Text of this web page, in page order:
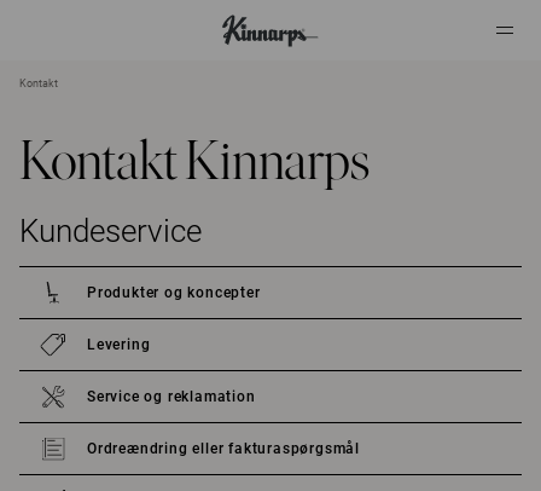
Kontakt
Kontakt Kinnarps
Kundeservice
Produkter og koncepter
Levering
Service og reklamation
Ordreændring eller fakturaspørgsmål